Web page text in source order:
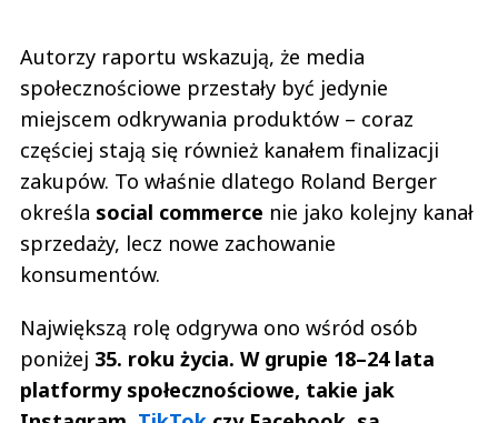
Autorzy raportu wskazują, że media
społecznościowe przestały być jedynie
miejscem odkrywania produktów – coraz
częściej stają się również kanałem finalizacji
zakupów. To właśnie dlatego Roland Berger
określa social commerce nie jako kolejny kanał
sprzedaży, lecz nowe zachowanie
konsumentów.
Największą rolę odgrywa ono wśród osób
poniżej 35. roku życia. W grupie 18–24 lata
platformy społecznościowe, takie jak